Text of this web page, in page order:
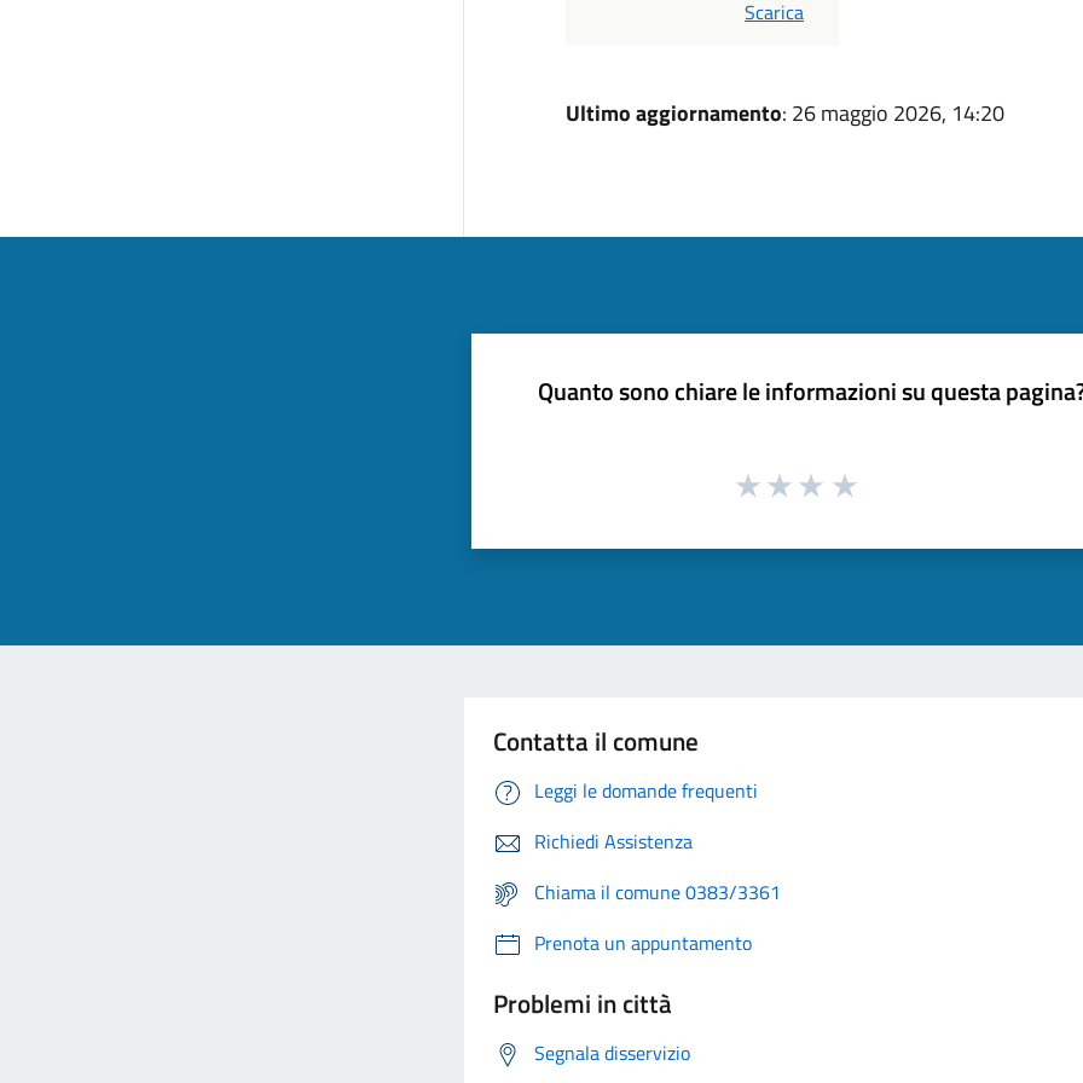
PDF
Scarica
Ultimo aggiornamento: 26 maggio 2026, 14:20
Quanto sono chiare le informazioni su questa
Contatta il comune
Leggi le domande frequenti
Richiedi Assistenza
Chiama il comune 0383/3361
Prenota un appuntamento
Problemi in città
Segnala disservizio